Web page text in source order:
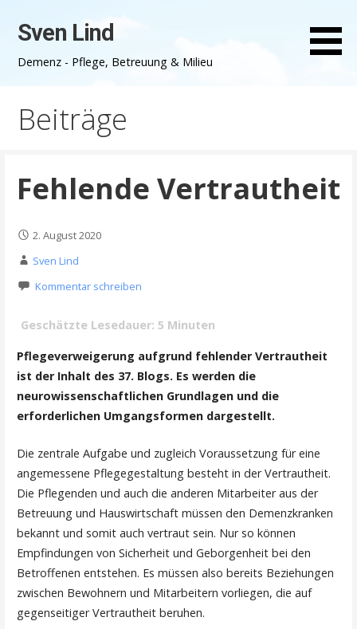
InhaltSven Lind
Demenz - Pflege, Betreuung & Milieu
Beiträge
Fehlende Vertrautheit
2. August 2020
Sven Lind
Kommentar schreiben
Geschätzte Lesedauer: 5 Minuten
Pflegeverweigerung aufgrund fehlender Vertrautheit
ist der Inhalt des 37. Blogs. Es werden die
neurowissenschaftlichen Grundlagen und die
erforderlichen Umgangsformen dargestellt.
Die zentrale Aufgabe und zugleich Voraussetzung für eine
angemessene Pflegegestaltung besteht in der Vertrautheit.
Die Pflegenden und auch die anderen Mitarbeiter aus der
Betreuung und Hauswirtschaft müssen den Demenzkranken
bekannt und somit auch vertraut sein. Nur so können
Empfindungen von Sicherheit und Geborgenheit bei den
Betroffenen entstehen. Es müssen also bereits Beziehungen
zwischen Bewohnern und Mitarbeitern vorliegen, die auf
gegenseitiger Vertrautheit beruhen.